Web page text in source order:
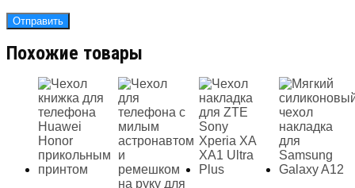
Похожие товары